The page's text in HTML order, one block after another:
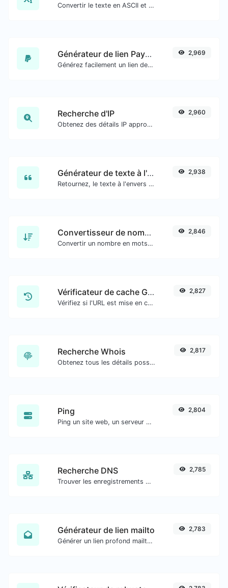
Convertir le texte en ASCII et inversement pour toute entrée de chaîne.
Générateur de lien PayPal
Générez facilement un lien de paiement PayPal.
2,969
Recherche d'IP
Obtenez des détails IP approximatifs.
2,960
Générateur de texte à l'envers
Retournez, le texte à l'envers avec facilité.
2,938
Convertisseur de nombres en mots
Convertir un nombre en mots écrits, épelés.
2,846
Vérificateur de cache Google
Vérifiez si l'URL est mise en cache ou non par Google.
2,827
Recherche Whois
Obtenez tous les détails possibles sur un nom de domaine.
2,817
Ping
Ping un site web, un serveur ou un port.
2,804
Recherche DNS
Trouver les enregistrements DNS A, AAAA, CNAME, MX, NS, TXT, SOA d'un hôte.
2,785
Générateur de lien mailto
Générer un lien profond mailto avec sujet, corps, cc, cci et obtenir également le code HTML.
2,783